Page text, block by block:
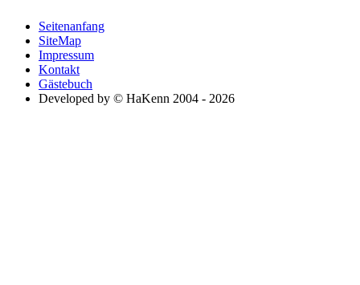
Seitenanfang
SiteMap
Impressum
Kontakt
Gästebuch
Developed by © HaKenn 2004 - 2026